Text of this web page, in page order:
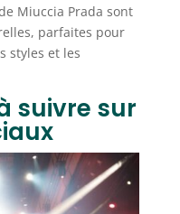
Miuccia Prada sont
parfaites pour
styles et les
suivre sur